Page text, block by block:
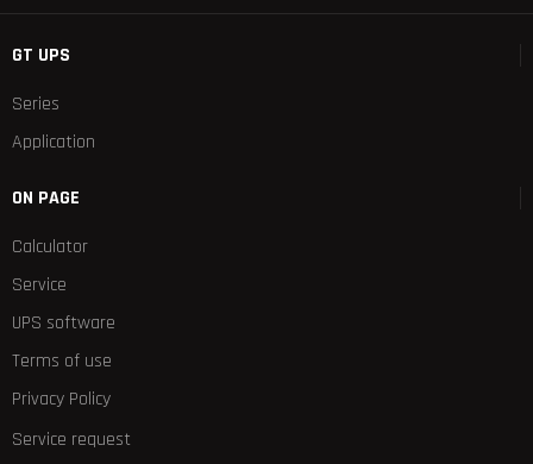
GT UPS
Series
Application
ON PAGE
Calculator
Service
UPS software
Terms of use
Privacy Policy
Service request